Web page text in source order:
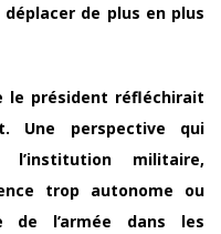
de plus en plus
le président réfléchirait
Une perspective qui
militaire,
trop autonome ou
de l’armée dans les